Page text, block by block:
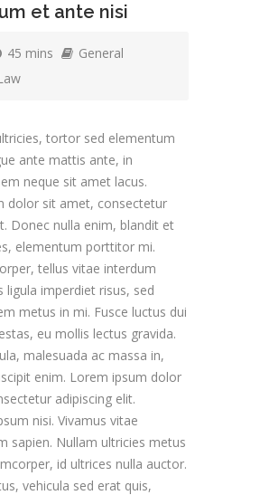
et ante nisi
45 mins
General
tortor sed elementum
ante mattis ante, in
neque sit amet lacus.
dolor sit amet, consectetur
Donec nulla enim, blandit et
elementum porttitor mi.
tellus vitae interdum
ligula imperdiet risus, sed
metus in mi. Fusce luctus dui
eu mollis lectus gravida.
malesuada ac massa in,
enim. Lorem ipsum dolor
adipiscing elit.
nisi. Vivamus vitae
sapien. Nullam ultricies metus
id ultrices nulla auctor.
vehicula sed erat quis,